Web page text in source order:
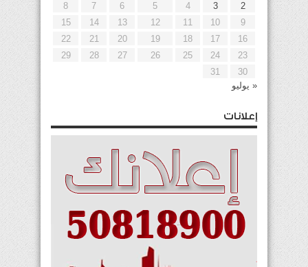
2
3
4
5
6
7
8
9
10
11
12
13
14
15
16
17
18
19
20
21
22
23
24
25
26
27
28
29
30
31
« يوليو
إعلانات